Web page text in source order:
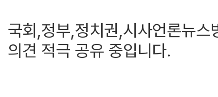
국회,정부,정치권,시사언론뉴
의견 적극 공유 중입니다.